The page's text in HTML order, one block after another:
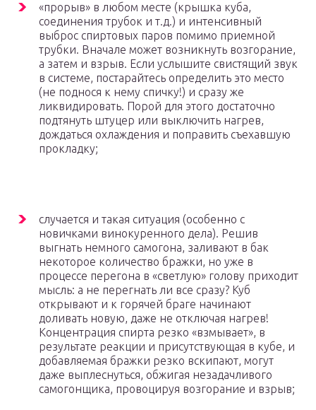
«прорыв» в любом месте (крышка куба,
соединения трубок и т.д.) и интенсивный
выброс спиртовых паров помимо приемной
трубки. Вначале может возникнуть возгорание,
а затем и взрыв. Если услышите свистящий звук
в системе, постарайтесь определить это место
(не поднося к нему спичку!) и сразу же
ликвидировать. Порой для этого достаточно
подтянуть штуцер или выключить нагрев,
дождаться охлаждения и поправить съехавшую
прокладку;
случается и такая ситуация (особенно с
новичками винокуренного дела). Решив
выгнать немного самогона, заливают в бак
некоторое количество бражки, но уже в
процессе перегона в «светлую» голову приходит
мысль: а не перегнать ли все сразу? Куб
открывают и к горячей браге начинают
доливать новую, даже не отключая нагрев!
Концентрация спирта резко «взмывает», в
результате реакции и присутствующая в кубе, и
добавляемая бражки резко вскипают, могут
даже выплеснуться, обжигая незадачливого
самогонщика, провоцируя возгорание и взрыв;